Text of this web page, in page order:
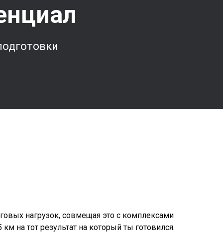
нагрузок, совмещая это с комплексами
на тот результат на который ты готовился.